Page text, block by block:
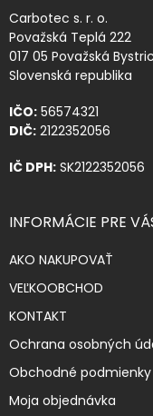
Carbotec s. r. o.
Považská Teplá 222
017 05 Považská
Slovenská republika
IČO: 56574321
DIČ: 2122352056
IČ DPH: SK2122352056
INFORMÁCIE PRE
AKO NAKUPOVAŤ
VEĽKOOBCHOD
KONTAKT
Ochrana osobných
Obchodné podmienky
Moja objednávka